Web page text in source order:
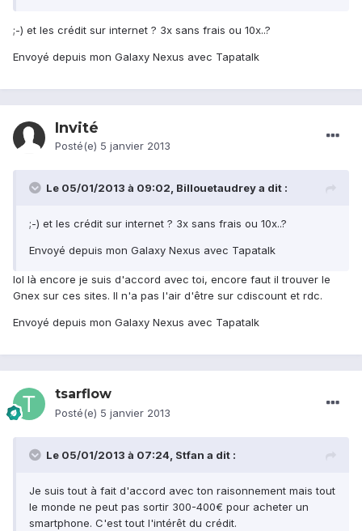
;-) et les crédit sur internet ? 3x sans frais ou 10x..?
Envoyé depuis mon Galaxy Nexus avec Tapatalk
Invité
Posté(e) 5 janvier 2013
Le 05/01/2013 à 09:02, Billouetaudrey a dit :
;-) et les crédit sur internet ? 3x sans frais ou 10x..?
Envoyé depuis mon Galaxy Nexus avec Tapatalk
lol là encore je suis d'accord avec toi, encore faut il trouver le
Gnex sur ces sites. Il n'a pas l'air d'être sur cdiscount et rdc.
Envoyé depuis mon Galaxy Nexus avec Tapatalk
tsarflow
Posté(e) 5 janvier 2013
Le 05/01/2013 à 07:24, Stfan a dit :
Je suis tout à fait d'accord avec ton raisonnement mais tout
le monde ne peut pas sortir 300-400€ pour acheter un
smartphone. C'est tout l'intérêt du crédit.